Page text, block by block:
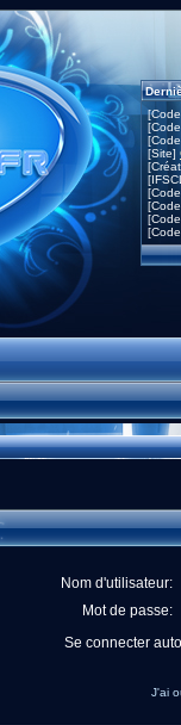
[Site]
Nom d'utilisateur:
Mot de passe:
Se connecter
J'ai